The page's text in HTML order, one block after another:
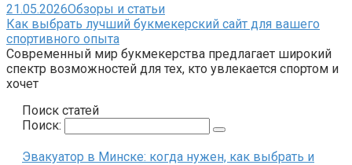
21.05.2026Обзоры и статьи
Как выбрать лучший букмекерский сайт для вашего
спортивного опыта
Современный мир букмекерства предлагает широкий
спектр возможностей для тех, кто увлекается спортом и
хочет
Поиск статей
Поиск:
Эвакуатор в Минске: когда нужен, как выбрать и